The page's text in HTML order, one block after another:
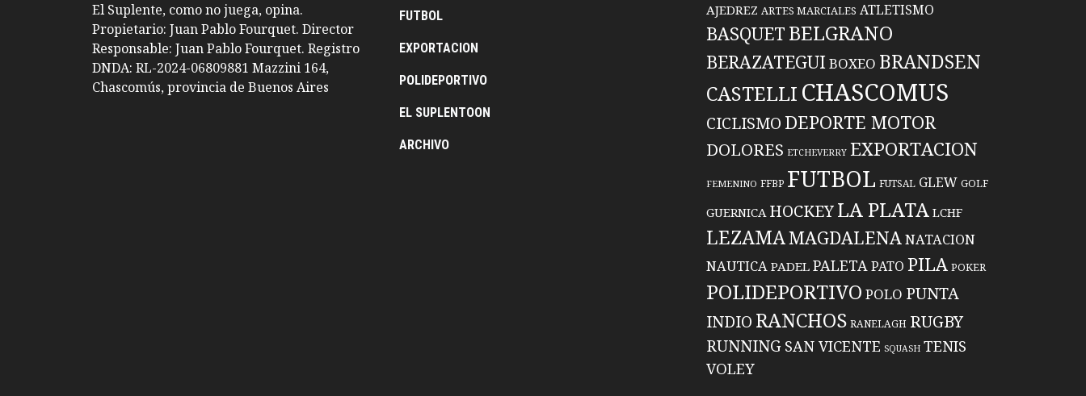
El Suplente, como no juega, opina.
Propietario: Juan Pablo Fourquet. Director
Responsable: Juan Pablo Fourquet. Registro
DNDA: RL-2024-06809881 Mazzini 164,
Chascomús, provincia de Buenos Aires
FUTBOL
EXPORTACION
POLIDEPORTIVO
EL SUPLENTOON
ARCHIVO
AJEDREZ ARTES MARCIALES ATLETISMO
BASQUET BELGRANO
BERAZATEGUIBOXEO BRANDSEN
CASTELLI CHASCOMUS
CICLISMO DEPORTE MOTOR
DOLORES ETCHEVERRY EXPORTACION
FEMENINO FFBP FUTBOL FUTSAL GLEW GOLF
GUERNICA HOCKEYLA PLATA LCHF
LEZAMAMAGDALENANATACION
NAUTICA PADEL PALETAPATO PILA POKER
POLIDEPORTIVO POLO PUNTA
INDIO RANCHOS RANELAGH RUGBY
RUNNING SAN VICENTE SQUASH TENIS
VOLEY